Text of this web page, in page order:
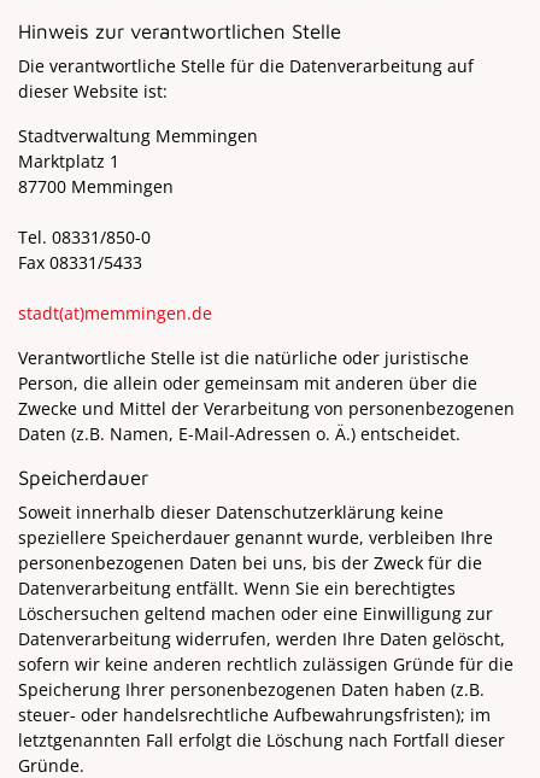
Hinweis zur verantwortlichen Stelle
Die verantwortliche Stelle für die Datenverarbeitung auf
dieser Website ist:
Stadtverwaltung Memmingen
Marktplatz 1
87700 Memmingen
Tel. 08331/850-0
Fax 08331/5433
stadt(at)memmingen.de
Verantwortliche Stelle ist die natürliche oder juristische
Person, die allein oder gemeinsam mit anderen über die
Zwecke und Mittel der Verarbeitung von personenbezogenen
Daten (z.B. Namen, E-Mail-Adressen o. Ä.) entscheidet.
Speicherdauer
Soweit innerhalb dieser Datenschutzerklärung keine
speziellere Speicherdauer genannt wurde, verbleiben Ihre
personenbezogenen Daten bei uns, bis der Zweck für die
Datenverarbeitung entfällt. Wenn Sie ein berechtigtes
Löschersuchen geltend machen oder eine Einwilligung zur
Datenverarbeitung widerrufen, werden Ihre Daten gelöscht,
sofern wir keine anderen rechtlich zulässigen Gründe für die
Speicherung Ihrer personenbezogenen Daten haben (z.B.
steuer- oder handelsrechtliche Aufbewahrungsfristen); im
letztgenannten Fall erfolgt die Löschung nach Fortfall dieser
Gründe.